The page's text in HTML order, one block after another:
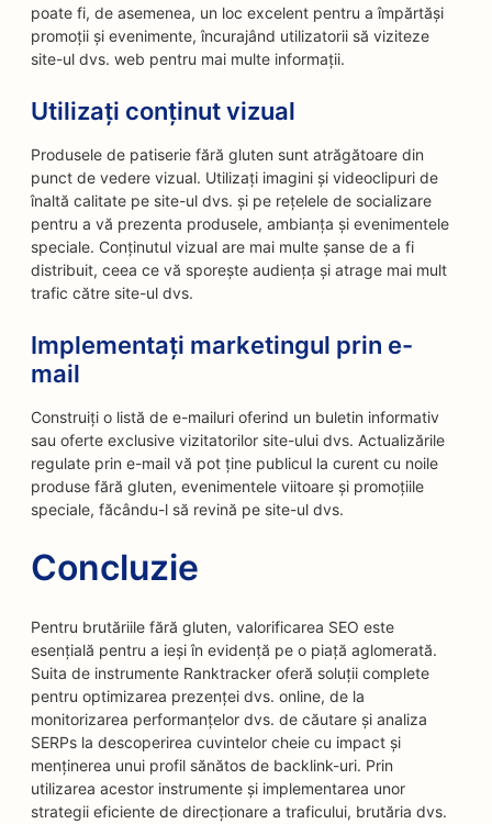
poate fi, de asemenea, un loc excelent pentru a împărtăși
promoții și evenimente, încurajând utilizatorii să viziteze
site-ul dvs. web pentru mai multe informații.
Utilizați conținut vizual
Produsele de patiserie fără gluten sunt atrăgătoare din
punct de vedere vizual. Utilizați imagini și videoclipuri de
înaltă calitate pe site-ul dvs. și pe rețelele de socializare
pentru a vă prezenta produsele, ambianța și evenimentele
speciale. Conținutul vizual are mai multe șanse de a fi
distribuit, ceea ce vă sporește audiența și atrage mai mult
trafic către site-ul dvs.
Implementați marketingul prin e-
mail
Construiți o listă de e-mailuri oferind un buletin informativ
sau oferte exclusive vizitatorilor site-ului dvs. Actualizările
regulate prin e-mail vă pot ține publicul la curent cu noile
produse fără gluten, evenimentele viitoare și promoțiile
speciale, făcându-l să revină pe site-ul dvs.
Concluzie
Pentru brutăriile fără gluten, valorificarea SEO este
esențială pentru a ieși în evidență pe o piață aglomerată.
Suita de instrumente Ranktracker oferă soluții complete
pentru optimizarea prezenței dvs. online, de la
monitorizarea performanțelor dvs. de căutare și analiza
SERPs la descoperirea cuvintelor cheie cu impact și
menținerea unui profil sănătos de backlink-uri. Prin
utilizarea acestor instrumente și implementarea unor
strategii eficiente de direcționare a traficului, brutăria dvs.